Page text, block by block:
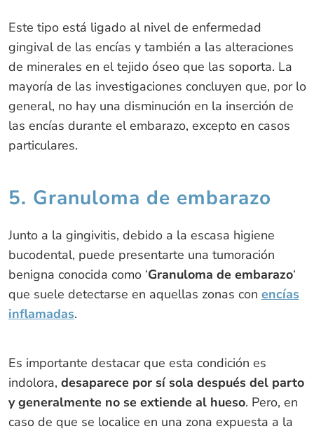
Este tipo está ligado al nivel de enfermedad
gingival de las encías y también a las alteraciones
de minerales en el tejido óseo que las soporta. La
mayoría de las investigaciones concluyen que, por lo
general, no hay una disminución en la inserción de
las encías durante el embarazo, excepto en casos
particulares.
5. Granuloma de embarazo
Junto a la gingivitis, debido a la escasa higiene
bucodental, puede presentarte una tumoración
benigna conocida como ‘Granuloma de embarazo‘
que suele detectarse en aquellas zonas con encías
inflamadas.
Es importante destacar que esta condición es
indolora, desaparece por sí sola después del parto
y generalmente no se extiende al hueso. Pero, en
caso de que se localice en una zona expuesta a la